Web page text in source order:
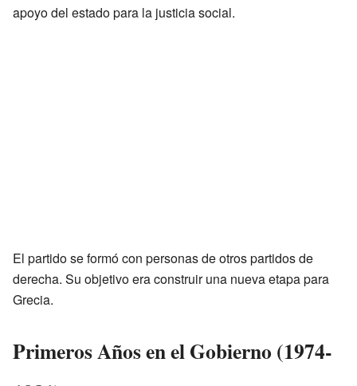
apoyo del estado para la justicia social.
El partido se formó con personas de otros partidos de
derecha. Su objetivo era construir una nueva etapa para
Grecia.
Primeros Años en el Gobierno (1974-